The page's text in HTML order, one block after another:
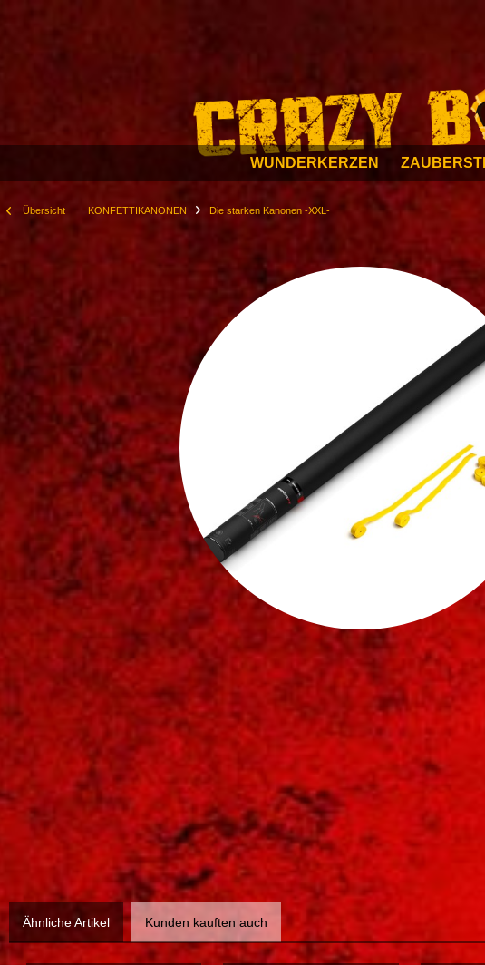
WUNDERKERZEN
Übersicht KONFETTIKANONEN Die starken Kanonen -XXL-
Ähnliche Artikel Kunden kauften auch